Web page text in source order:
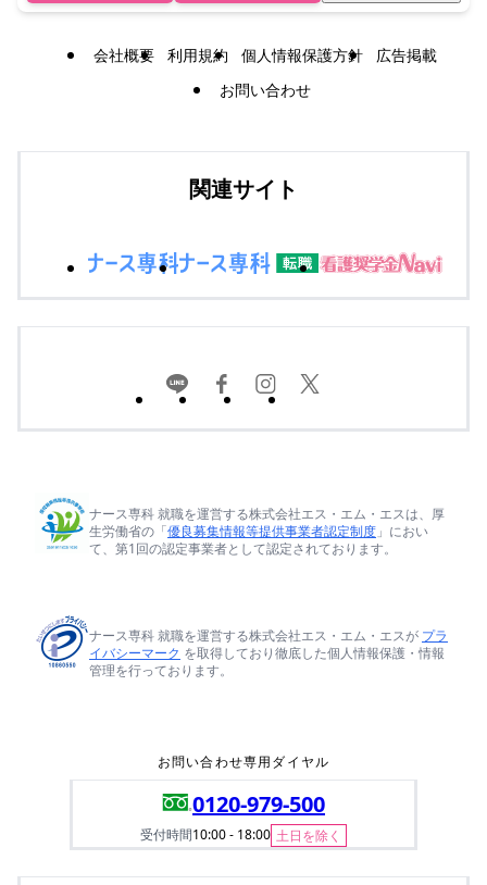
会社概要 利用規約 個人情報保護方針
広告掲載
お問い合わせ
関連サイト
ナース専科 就職を運営する株式会社エス・エム・エスは、厚
生労働省の「優良募集情報等提供事業者認定制度 」におい
て、第1回の認定事業者として認定されております。
ナース専科 就職を運営する株式会社エス・エム・エスが プラ
イバシーマーク を取得しており徹底した個人情報保護・情報
管理を行っております。
お問い合わせ専用ダイヤル
0120-979-500
受付時間10:00 - 18:00 土日を除く